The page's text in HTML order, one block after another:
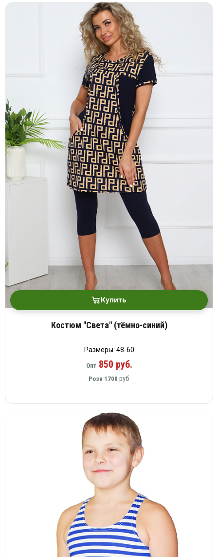
Купить
Костюм "Света" (тёмно-синий)
Размеры: 48-60
Опт850 руб.
Розн 1700 руб